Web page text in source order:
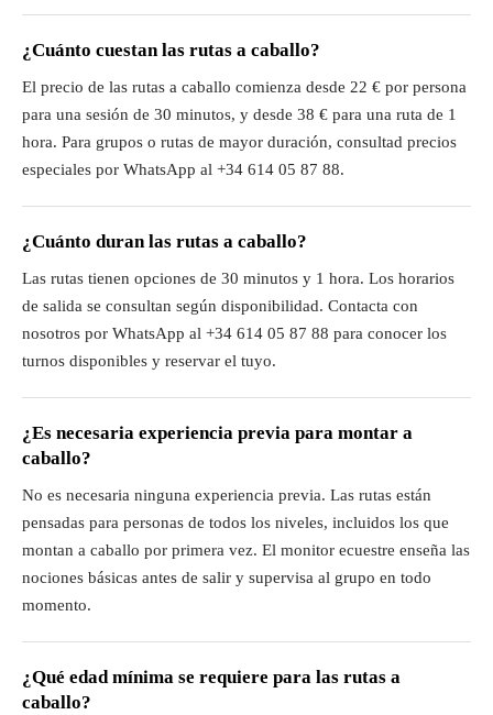
¿Cuánto cuestan las rutas a caballo?
El precio de las rutas a caballo comienza desde 22 € por persona
para una sesión de 30 minutos, y desde 38 € para una ruta de 1
hora. Para grupos o rutas de mayor duración, consultad precios
especiales por WhatsApp al +34 614 05 87 88.
¿Cuánto duran las rutas a caballo?
Las rutas tienen opciones de 30 minutos y 1 hora. Los horarios
de salida se consultan según disponibilidad. Contacta con
nosotros por WhatsApp al +34 614 05 87 88 para conocer los
turnos disponibles y reservar el tuyo.
¿Es necesaria experiencia previa para montar a
caballo?
No es necesaria ninguna experiencia previa. Las rutas están
pensadas para personas de todos los niveles, incluidos los que
montan a caballo por primera vez. El monitor ecuestre enseña las
nociones básicas antes de salir y supervisa al grupo en todo
momento.
¿Qué edad mínima se requiere para las rutas a
caballo?